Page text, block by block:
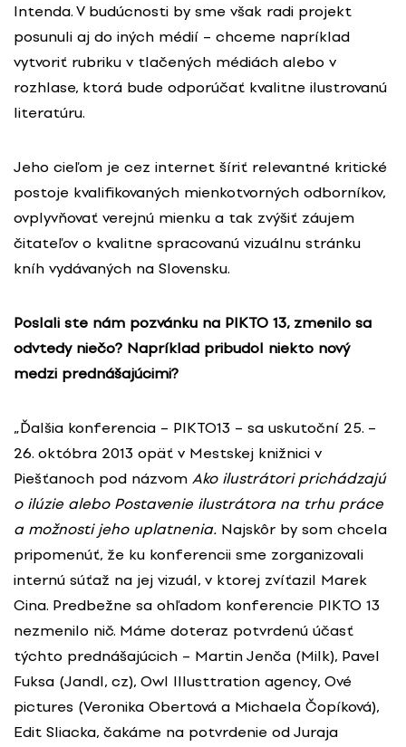
Intenda. V budúcnosti by sme však radi projekt
posunuli aj do iných médií – chceme napríklad
vytvoriť rubriku v tlačených médiách alebo v
rozhlase, ktorá bude odporúčať kvalitne ilustrovanú
literatúru.
Jeho cieľom je cez internet šíriť relevantné kritické
postoje kvalifikovaných mienkotvorných odborníkov,
ovplyvňovať verejnú mienku a tak zvýšiť záujem
čitateľov o kvalitne spracovanú vizuálnu stránku
kníh vydávaných na Slovensku.
Poslali ste nám pozvánku na PIKTO 13, zmenilo sa
odvtedy niečo? Napríklad pribudol niekto nový
medzi prednášajúcimi?
„Ďalšia konferencia – PIKTO13 – sa uskutoční 25. –
26. októbra 2013 opäť v Mestskej knižnici v
Piešťanoch pod názvom Ako ilustrátori prichádzajú
o ilúzie alebo Postavenie ilustrátora na trhu práce
a možnosti jeho uplatnenia. Najskôr by som chcela
pripomenúť, že ku konferencii sme zorganizovali
internú súťaž na jej vizuál, v ktorej zvíťazil Marek
Cina. Predbežne sa ohľadom konferencie PIKTO 13
nezmenilo nič. Máme doteraz potvrdenú účasť
týchto prednášajúcich – Martin Jenča (Milk), Pavel
Fuksa (Jandl, cz), Owl Illusttration agency, Ové
pictures (Veronika Obertová a Michaela Čopíková),
Edit Sliacka, čakáme na potvrdenie od Juraja